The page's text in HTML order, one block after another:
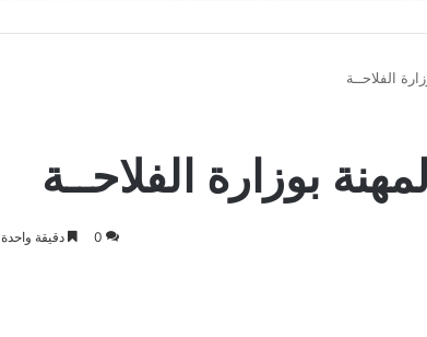
الفلاحــة
بوزارة الفلاحــة
0 دقيقة واحدة